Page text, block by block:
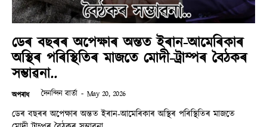
ডেৰ বছৰৰ অপেক্ষাৰ অন্তত ইৰান-আমেৰিকাৰ
অস্থিৰ পৰিস্থিতিৰ মাজতে মোদী-ট্ৰাম্পৰ বৈঠকৰ
সম্ভাৱনা..
অপৰাধ দৈনন্দিন বাৰ্তা - May 20, 2026
ডেৰ বছৰৰ অপেক্ষাৰ অন্তত ইৰান-আমেৰিকাৰ অস্থিৰ পৰিস্থিতিৰ মাজতে